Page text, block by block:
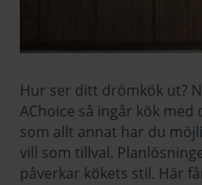
Hur ser ditt drömkök ut?
AChoice så ingår kök
som allt annat har du
vill som tillval.
påverkar kökets stil. Här